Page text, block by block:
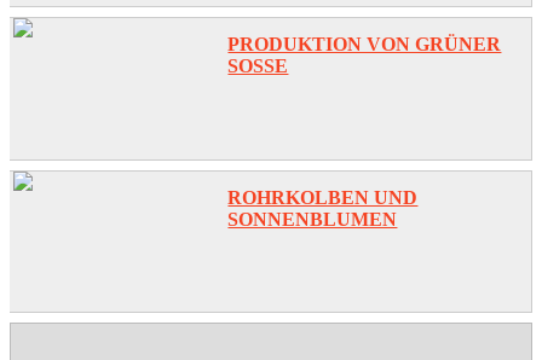
PRODUKTION VON GRÜNER
SOSSE
ROHRKOLBEN UND
SONNENBLUMEN